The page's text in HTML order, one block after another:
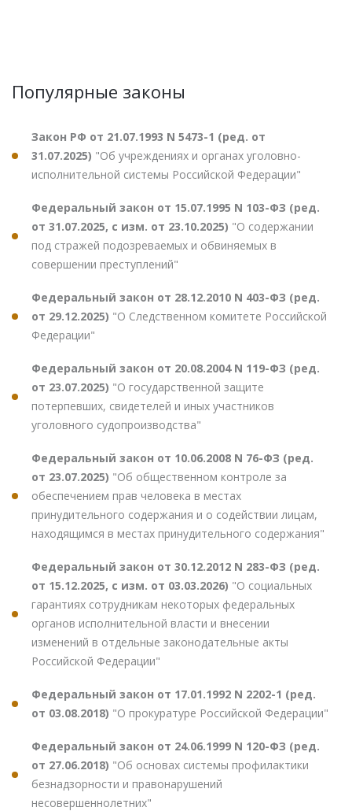
Популярные законы
Закон РФ от 21.07.1993 N 5473-1 (ред. от
31.07.2025) "Об учреждениях и органах уголовно-
исполнительной системы Российской Федерации"
Федеральный закон от 15.07.1995 N 103-ФЗ (ред.
от 31.07.2025, с изм. от 23.10.2025) "О содержании
под стражей подозреваемых и обвиняемых в
совершении преступлений"
Федеральный закон от 28.12.2010 N 403-ФЗ (ред.
от 29.12.2025) "О Следственном комитете Российской
Федерации"
Федеральный закон от 20.08.2004 N 119-ФЗ (ред.
от 23.07.2025) "О государственной защите
потерпевших, свидетелей и иных участников
уголовного судопроизводства"
Федеральный закон от 10.06.2008 N 76-ФЗ (ред.
от 23.07.2025) "Об общественном контроле за
обеспечением прав человека в местах
принудительного содержания и о содействии лицам,
находящимся в местах принудительного содержания"
Федеральный закон от 30.12.2012 N 283-ФЗ (ред.
от 15.12.2025, с изм. от 03.03.2026) "О социальных
гарантиях сотрудникам некоторых федеральных
органов исполнительной власти и внесении
изменений в отдельные законодательные акты
Российской Федерации"
Федеральный закон от 17.01.1992 N 2202-1 (ред.
от 03.08.2018) "О прокуратуре Российской Федерации"
Федеральный закон от 24.06.1999 N 120-ФЗ (ред.
от 27.06.2018) "Об основах системы профилактики
безнадзорности и правонарушений
несовершеннолетних"